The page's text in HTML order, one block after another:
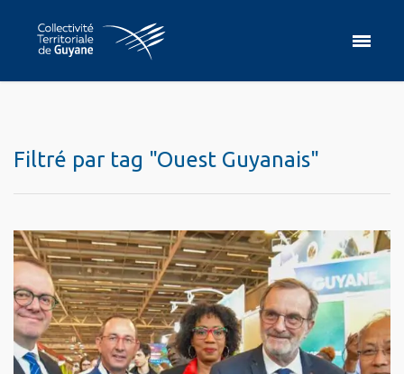
Filtré par tag "Ouest Guyanais"